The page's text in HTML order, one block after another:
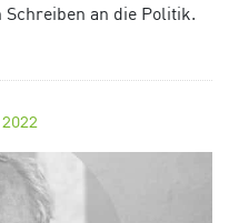
an die Politik.